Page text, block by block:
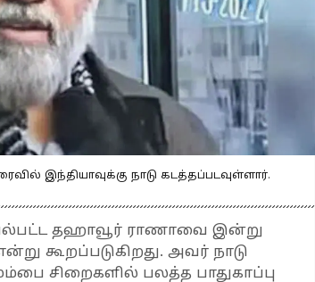
இந்தியாவுக்கு நாடு கடத்தப்படவுள்ளார்.
தஹாவூர் ராணாவை இன்று
கூறப்படுகிறது. அவர் நாடு
சிறைகளில் பலத்த பாதுகாப்பு